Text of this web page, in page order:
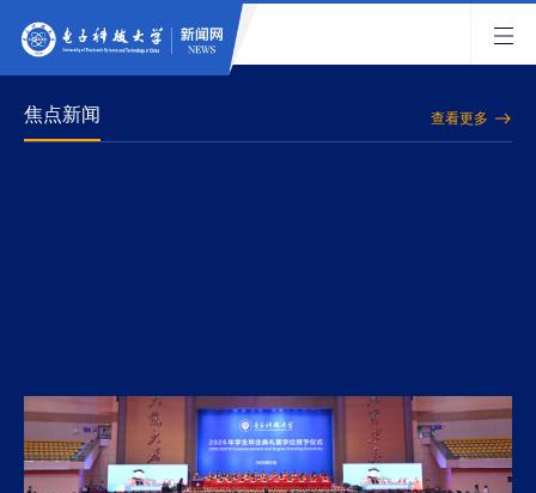
焦点新闻 查看更多